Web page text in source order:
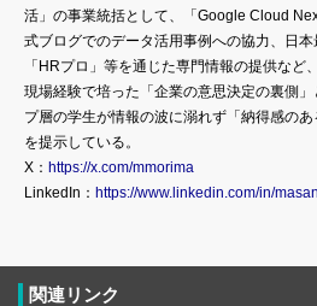
活」の事業統括として、「Google Cloud
式ブログでのデータ活用事例への協力、日
「HRプロ」等を通じた専門情報の提供など
現場経験で培った「企業の意思決定の裏側
プ層の学生が情報の波に溺れず「納得感の
を提示している。
X： https://x.com/mmorima
LinkedIn： https://www.linkedin.com/in/
関連リンク